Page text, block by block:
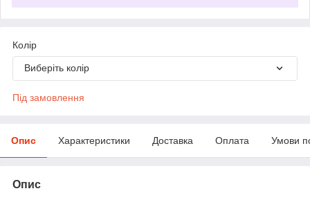
Колір
Виберіть колір
Під замовлення
Опис Характеристики Доставка Оплата Умови
Опис